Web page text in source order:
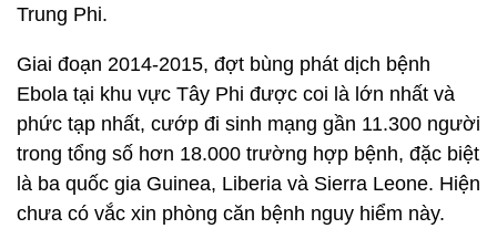
Trung Phi.
Giai đoạn 2014-2015, đợt bùng phát dịch bệnh
Ebola tại khu vực Tây Phi được coi là lớn nhất và
phức tạp nhất, cướp đi sinh mạng gần 11.300 người
trong tổng số hơn 18.000 trường hợp bệnh, đặc biệt
là ba quốc gia Guinea, Liberia và Sierra Leone. Hiện
chưa có vắc xin phòng căn bệnh nguy hiểm này.